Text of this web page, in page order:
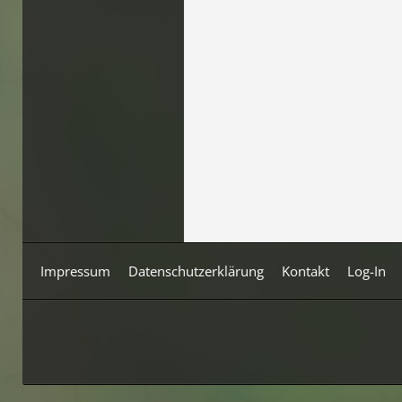
Impressum Datenschutzerklärung Kontakt Log-In